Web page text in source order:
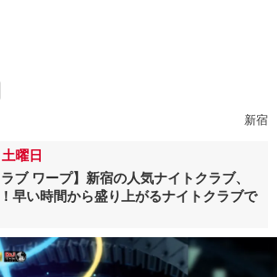
・芸能人出演イベント特集 新宿
曜日
ブ ワープ】新宿の人気ナイトクラブ、
早い時間から盛り上がるナイトクラブで